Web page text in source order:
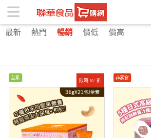
堅果品牌No.1萬歲牌: 提供各式各樣禮盒
e購網★
最新
熱門 暢銷 價低 價高
限時 87 折
全素 非素食